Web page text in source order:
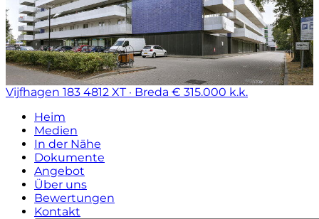
Vijfhagen 183 4812 XT · Breda € 315.000 k.k.
Heim
Medien
In der Nähe
Dokumente
Angebot
Über uns
Bewertungen
Kontakt